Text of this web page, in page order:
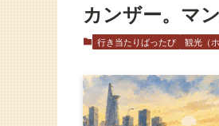
カンザー。マ
行き当たりばったび 観光（